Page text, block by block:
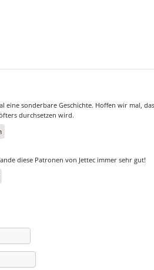
eine sonderbare Geschichte. Hoffen wir mal,
durchsetzen wird.
diese Patronen von Jettec immer sehr gut!